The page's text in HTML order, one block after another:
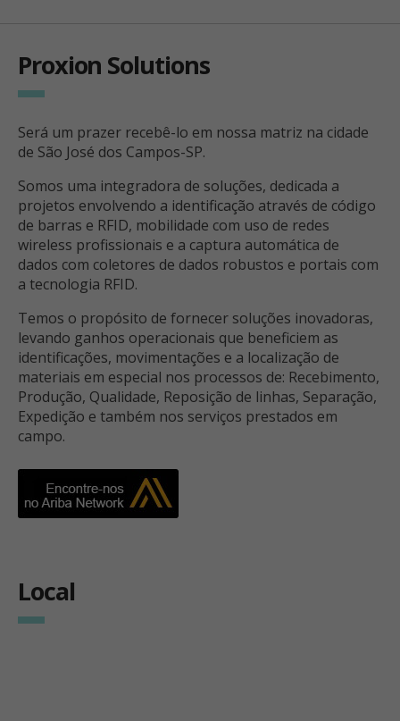
Proxion Solutions
Será um prazer recebê-lo em nossa matriz na cidade
de São José dos Campos-SP.
Somos uma integradora de soluções, dedicada a
projetos envolvendo a identificação através de código
de barras e RFID, mobilidade com uso de redes
wireless profissionais e a captura automática de
dados com coletores de dados robustos e portais com
a tecnologia RFID.
Temos o propósito de fornecer soluções inovadoras,
levando ganhos operacionais que beneficiem as
identificações, movimentações e a localização de
materiais em especial nos processos de: Recebimento,
Produção, Qualidade, Reposição de linhas, Separação,
Expedição e também nos serviços prestados em
campo.
Local